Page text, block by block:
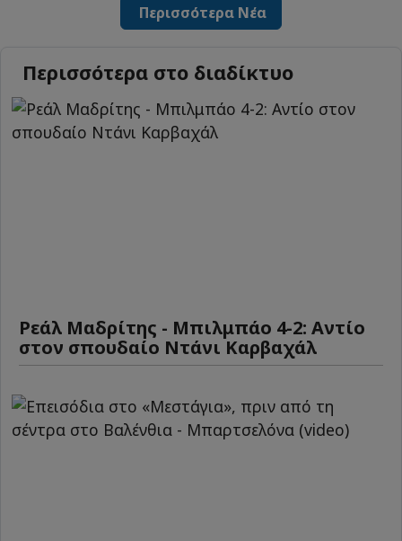
Περισσότερα Νέα
Περισσότερα στο διαδίκτυο
Ρεάλ Μαδρίτης - Μπιλμπάο 4-2: Αντίο
στον σπουδαίο Ντάνι Καρβαχάλ